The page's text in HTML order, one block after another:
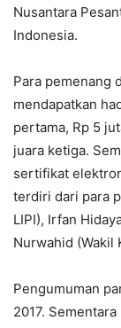
Nusantara
Indonesia.
Para pemenang
mendapatkan
pertama, Rp 5
juara ketiga.
sertifikat
terdiri dari para
LIPI), Irfan
Nurwahid (Wakil
Pengumuman
2017.